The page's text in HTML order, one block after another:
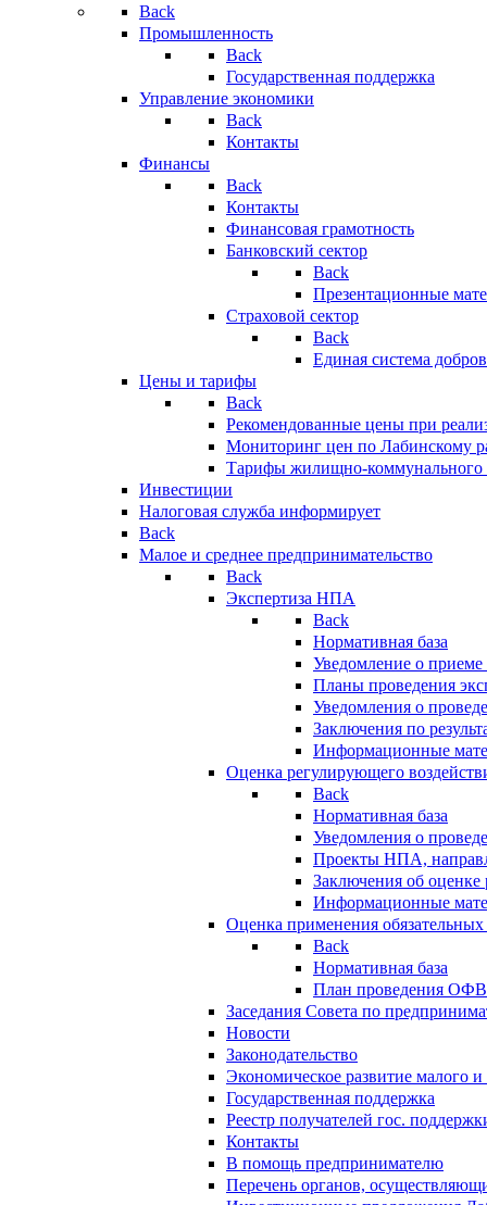
Back
Промышленность
Back
Государственная поддержка
Управление экономики
Back
Контакты
Финансы
Back
Контакты
Финансовая грамотность
Банковский сектор
Back
Презентационные
Страховой сектор
Back
Единая система
Цены и тарифы
Back
Рекомендованные цены при
Мониторинг цен по Лабинскому
Тарифы жилищно-коммунального
Инвестиции
Налоговая служба информирует
Back
Малое и среднее предпринимательство
Back
Экспертиза НПА
Back
Нормативная база
Уведомление о
Планы проведения
Уведомления о
Заключения по
Информационные
Оценка регулирующего
Back
Нормативная база
Уведомления о
Проекты НПА,
Заключения об
Информационные
Оценка применения
Back
Нормативная база
План проведения
Заседания Совета по
Новости
Законодательство
Экономическое развитие малого и
Государственная поддержка
Реестр получателей гос.
Контакты
В помощь предпринимателю
Перечень органов,